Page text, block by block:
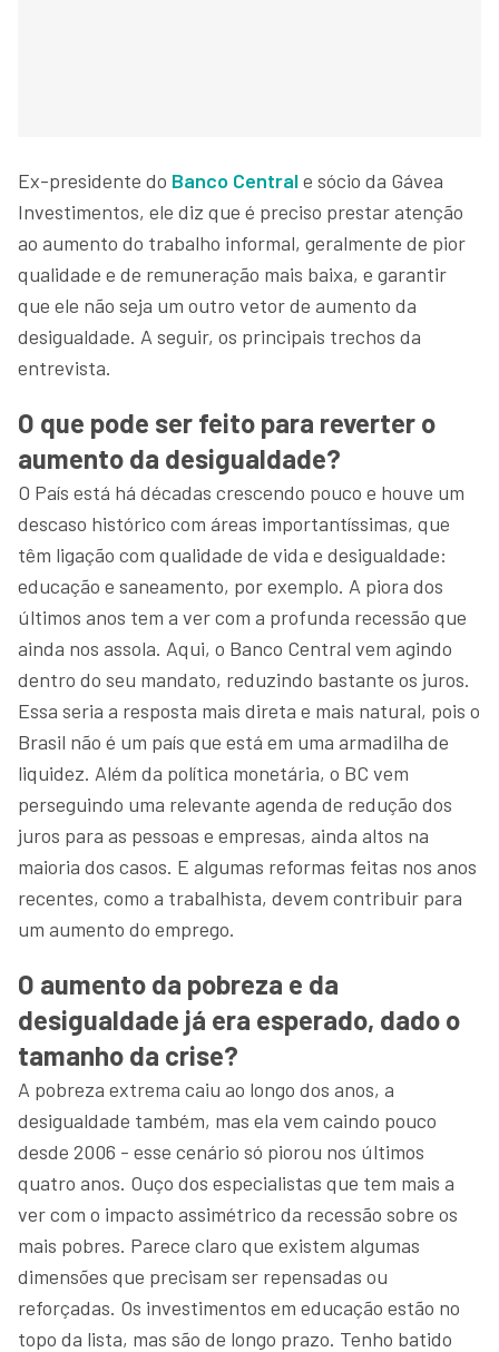
Ex-presidente do Banco Centrale sócio da Gávea
Investimentos, ele diz que é preciso prestar atenção
ao aumento do trabalho informal, geralmente de pior
qualidade e de remuneração mais baixa, e garantir
que ele não seja um outro vetor de aumento da
desigualdade. A seguir, os principais trechos da
entrevista.
O que pode ser feito para reverter o
aumento da desigualdade?
O País está há décadas crescendo pouco e houve um
descaso histórico com áreas importantíssimas, que
têm ligação com qualidade de vida e desigualdade:
educação e saneamento, por exemplo. A piora dos
últimos anos tem a ver com a profunda recessão que
ainda nos assola. Aqui, o Banco Central vem agindo
dentro do seu mandato, reduzindo bastante os juros.
Essa seria a resposta mais direta e mais natural, pois o
Brasil não é um país que está em uma armadilha de
liquidez. Além da política monetária, o BC vem
perseguindo uma relevante agenda de redução dos
juros para as pessoas e empresas, ainda altos na
maioria dos casos. E algumas reformas feitas nos anos
recentes, como a trabalhista, devem contribuir para
um aumento do emprego.
O aumento da pobreza e da
desigualdade já era esperado, dado o
tamanho da crise?
A pobreza extrema caiu ao longo dos anos, a
desigualdade também, mas ela vem caindo pouco
desde 2006 - esse cenário só piorou nos últimos
quatro anos. Ouço dos especialistas que tem mais a
ver com o impacto assimétrico da recessão sobre os
mais pobres. Parece claro que existem algumas
dimensões que precisam ser repensadas ou
reforçadas. Os investimentos em educação estão no
topo da lista, mas são de longo prazo. Tenho batido